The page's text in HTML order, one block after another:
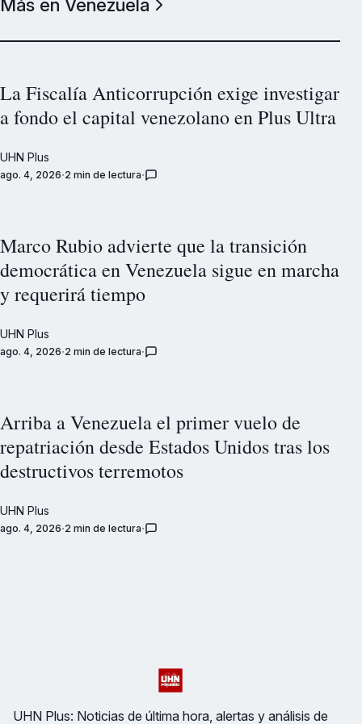
Más en Venezuela
La Fiscalía Anticorrupción exige investigar
a fondo el capital venezolano en Plus Ultra
UHN Plus
ago. 4, 2026 2 min de lectura
Marco Rubio advierte que la transición
democrática en Venezuela sigue en marcha
y requerirá tiempo
UHN Plus
ago. 4, 2026 2 min de lectura
Arriba a Venezuela el primer vuelo de
repatriación desde Estados Unidos tras los
destructivos terremotos
UHN Plus
ago. 4, 2026 2 min de lectura
UHN Plus: Noticias de última hora, alertas y análisis de